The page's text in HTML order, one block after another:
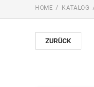
HOME KATALOG
ZURÜCK